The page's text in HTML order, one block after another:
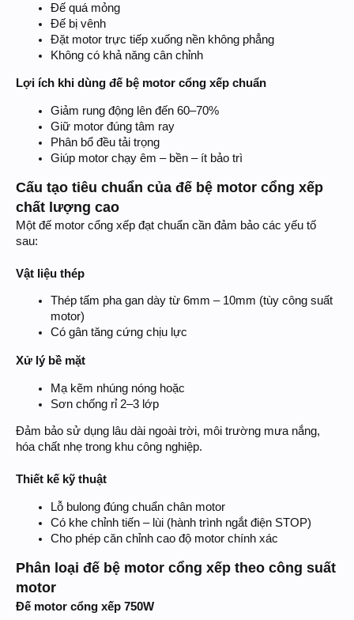
Đế quá mỏng
Đế bị vênh
Đặt motor trực tiếp xuống nền không phẳng
Không có khả năng cân chỉnh
Lợi ích khi dùng đế bệ motor cổng xếp chuẩn
Giảm rung động lên đến 60–70%
Giữ motor đúng tâm ray
Phân bổ đều tải trọng
Giúp motor chạy êm – bền – ít bảo trì
Cấu tạo tiêu chuẩn của đế bệ motor cổng xếp
chất lượng cao
Một đế motor cổng xếp đạt chuẩn cần đảm bảo các yếu tố
sau:
Vật liệu thép
Thép tấm pha gan dày từ 6mm – 10mm (tùy công suất
motor)
Có gân tăng cứng chịu lực
Xử lý bề mặt
Mạ kẽm nhúng nóng hoặc
Sơn chống rỉ 2–3 lớp
Đảm bảo sử dụng lâu dài ngoài trời, môi trường mưa nắng,
hóa chất nhẹ trong khu công nghiệp.
Thiết kế kỹ thuật
Lỗ bulong đúng chuẩn chân motor
Có khe chỉnh tiến – lùi (hành trình ngắt điện STOP)
Cho phép căn chỉnh cao độ motor chính xác
Phân loại đế bệ motor cổng xếp theo công suất
motor
Đế motor cổng xếp 750W